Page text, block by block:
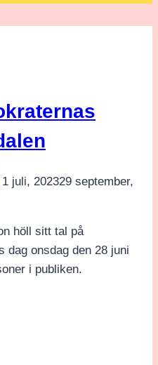
1 juli, 202329 september,
höll sitt tal på
dag onsdag den 28 juni
i publiken.